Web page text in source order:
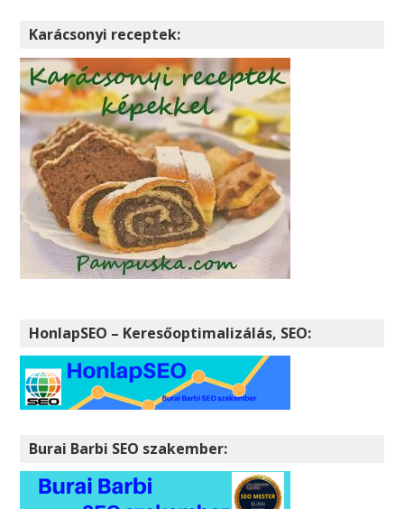
Karácsonyi receptek:
HonlapSEO – Keresőoptimalizálás, SEO:
Burai Barbi SEO szakember: